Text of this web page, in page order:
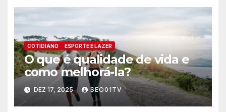
COTIDIANO ESPORTE E LAZER
O que é qualidade de vida e
como melhorá-la?
DEZ 17, 2025 SEO01TV